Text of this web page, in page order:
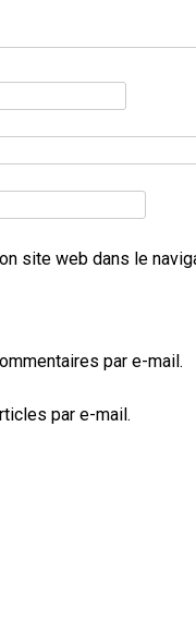
site web dans le
par e-mail.
par e-mail.